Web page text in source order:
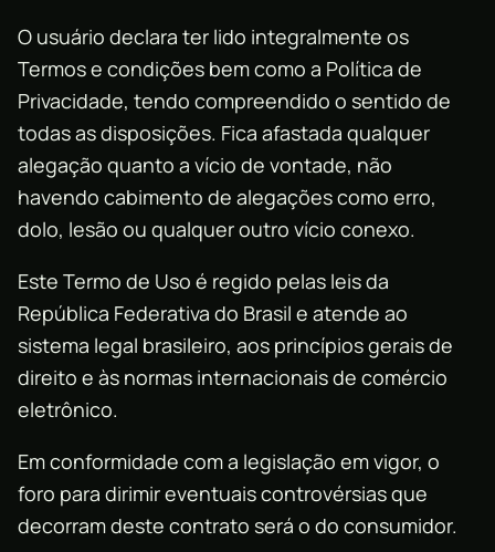
O usuário declara ter lido integralmente os
Termos e condições bem como a Política de
Privacidade, tendo compreendido o sentido de
todas as disposições. Fica afastada qualquer
alegação quanto a vício de vontade, não
havendo cabimento de alegações como erro,
dolo, lesão ou qualquer outro vício conexo.
Este Termo de Uso é regido pelas leis da
República Federativa do Brasil e atende ao
sistema legal brasileiro, aos princípios gerais de
direito e às normas internacionais de comércio
eletrônico.
Em conformidade com a legislação em vigor, o
foro para dirimir eventuais controvérsias que
decorram deste contrato será o do consumidor.